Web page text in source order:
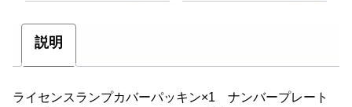
の
に
説明
ライセンスランプカバーパッキン×1 ナンバープレート